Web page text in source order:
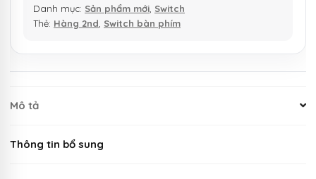
Danh mục: Sản phẩm mới Switch
Thẻ: Hàng 2nd Switch bàn phím
Mô tả
Thông tin bổ sung